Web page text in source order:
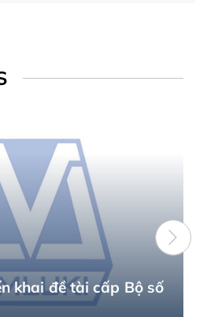
khai đề tài cấp Bộ số